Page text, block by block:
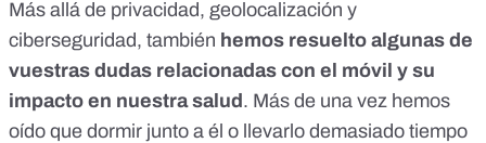
Más allá de privacidad, geolocalización y
ciberseguridad, también hemos resuelto algunas de
vuestras dudas relacionadas con el móvil y su
impacto en nuestra salud. Más de una vez hemos
oído que dormir junto a él o llevarlo demasiado tiempo